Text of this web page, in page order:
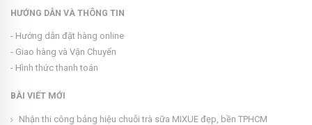
HƯỚNG DẪN VÀ THÔNG TIN
- Hướng dẫn đặt hàng online
- Giao hàng và Vận Chuyển
- Hình thức thanh toán
BÀI VIẾT MỚI
Nhận thi công bảng hiệu chuỗi trà sữa MIXUE đẹp, bền TPHCM